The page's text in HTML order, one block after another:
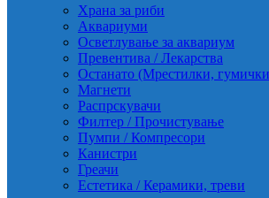
Храна за риби
Аквариуми
Осветлување за аквариум
Превентива / Лекарства
Останато (Мрестилки,
Магнети
Распрскувачи
Филтер / Прочистување
Пумпи / Компресори
Канистри
Греачи
Естетика / Керамики, треви